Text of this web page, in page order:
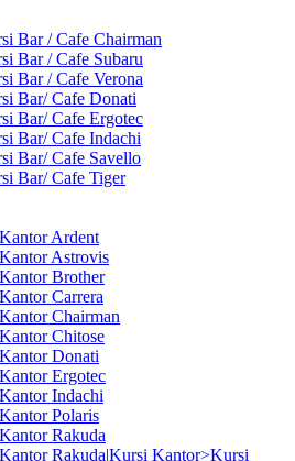
Bar / Cafe Chairman
Bar / Cafe Subaru
Bar / Cafe Verona
Bar/ Cafe Donati
Bar/ Cafe Ergotec
Bar/ Cafe Indachi
Bar/ Cafe Savello
Bar/ Cafe Tiger
Ardent
Astrovis
Brother
Carrera
Chairman
Chitose
Donati
Ergotec
Indachi
Polaris
Rakuda
Rakuda|Kursi Kantor>Kursi